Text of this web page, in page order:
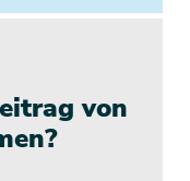
von